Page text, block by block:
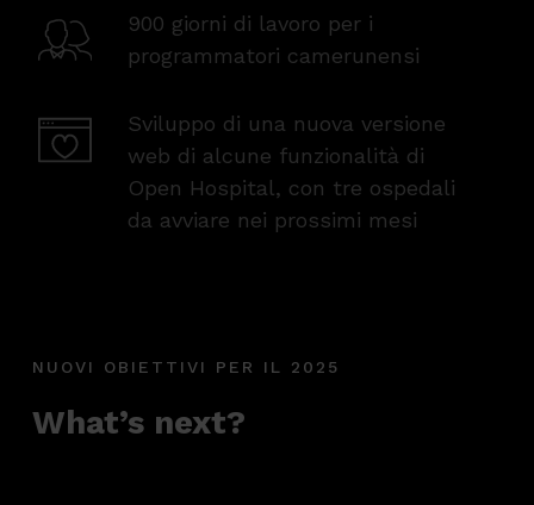
900 giorni di lavoro per i
programmatori camerunensi
Sviluppo di una nuova versione
web di alcune funzionalità di
Open Hospital, con tre ospedali
da avviare nei prossimi mesi
NUOVI OBIETTIVI PER IL 2025
What’s next?